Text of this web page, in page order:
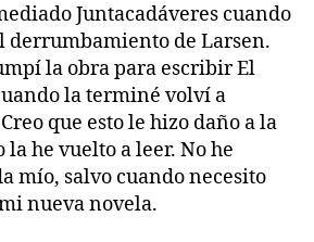
Juntacadáveres cuando
derrumbamiento de Larsen.
la obra para escribir El
la terminé volví a
que esto le hizo daño a la
la he vuelto a leer. No he
mío, salvo cuando necesito
nueva novela.